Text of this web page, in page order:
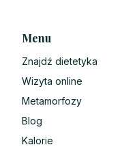
Menu
Znajdź dietetyka
Wizyta online
Metamorfozy
Blog
Kalorie